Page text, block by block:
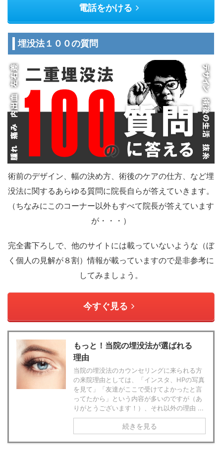
電話をかける
埋没法１００の質問
術前のデザイン、幅の決め方、術後のケアの仕方、など埋
没法に関するあらゆる質問に院長自らが答えていきます。
（ちなみにこのコーナー以外もすべて院長が答えています
が・・・）
完全書下ろしで、他のサイトには載っていないような（ぼ
く個人の見解が８割）情報が載っていますので是非参考に
してみましょう。
今すぐ見る
もっと！当院の埋没法が選ばれる
理由
当院の埋没法のカウンセリングに来られる方
の来院理由としては、「インスタ、HPの写真
を見て」「友達がここで受けてよかったと言
ってたから」という内容が多いのですが（あ
りがとうございます！）、それ以外の理由 ...
続きを見る